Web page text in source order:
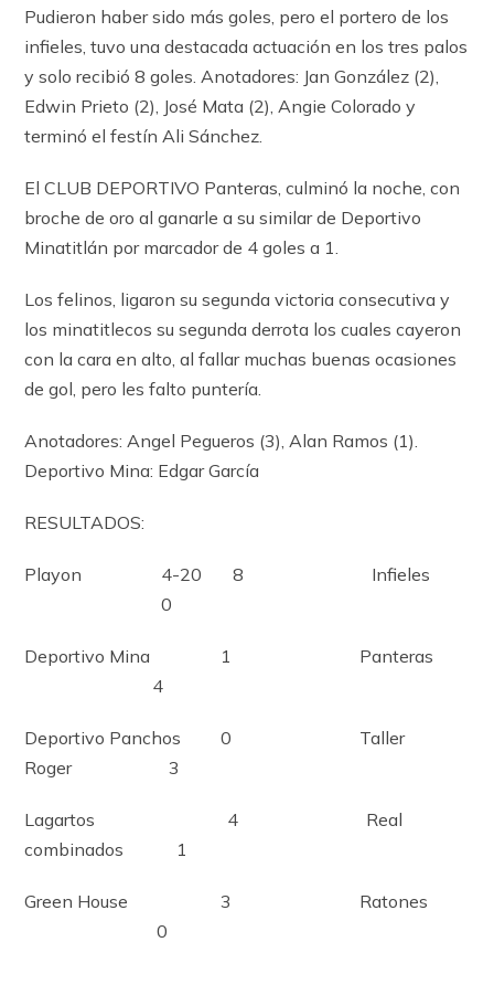
Pudieron haber sido más goles, pero el portero de los
infieles, tuvo una destacada actuación en los tres palos
y solo recibió 8 goles. Anotadores: Jan González (2),
Edwin Prieto (2), José Mata (2), Angie Colorado y
terminó el festín Ali Sánchez.
El CLUB DEPORTIVO Panteras, culminó la noche, con
broche de oro al ganarle a su similar de Deportivo
Minatitlán por marcador de 4 goles a 1.
Los felinos, ligaron su segunda victoria consecutiva y
los minatitlecos su segunda derrota los cuales cayeron
con la cara en alto, al fallar muchas buenas ocasiones
de gol, pero les falto puntería.
Anotadores: Angel Pegueros (3), Alan Ramos (1).
Deportivo Mina: Edgar García
RESULTADOS:
Playon 4-20 8 Infieles
0
Deportivo Mina 1 Panteras
4
Deportivo Panchos 0 Taller
Roger 3
Lagartos 4 Real
combinados 1
Green House 3 Ratones
0